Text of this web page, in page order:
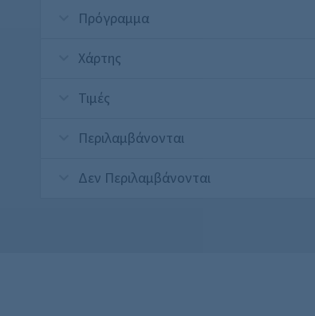
Πρόγραμμα
Χάρτης
Τιμές
Περιλαμβάνονται
Δεν Περιλαμβάνονται